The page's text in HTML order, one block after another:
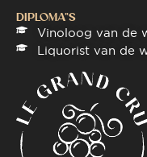
DIPLOMA"S
Vinoloog van de
Liquorist van de